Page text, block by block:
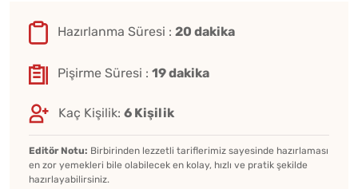
Hazırlanma Süresi : 20 dakika
Pişirme Süresi : 19 dakika
Kaç Kişilik: 6 Kişilik
Editör Notu: Birbirinden lezzetli tariflerimiz sayesinde hazırlaması
en zor yemekleri bile olabilecek en kolay, hızlı ve pratik şekilde
hazırlayabilirsiniz.